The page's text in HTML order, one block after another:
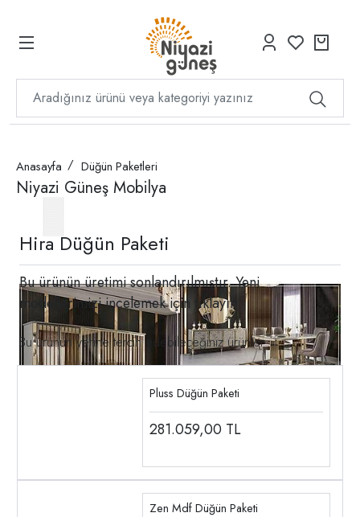
Anasayfa Düğün Paketleri
Niyazi Güneş Mobilya
Hira Düğün Paketi
Bu ürünün üretimi sonlandırılmıştır. Yeni
modellerimizi incelemek için tıklayın
Bu ürünün yerine tercih edebileceğiniz ürünler
Pluss Düğün Paketi
281.059,00 TL
Zen Mdf Düğün Paketi